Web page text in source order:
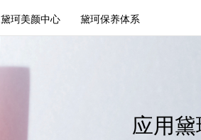
黛珂美颜中心 黛珂保养体系
应用